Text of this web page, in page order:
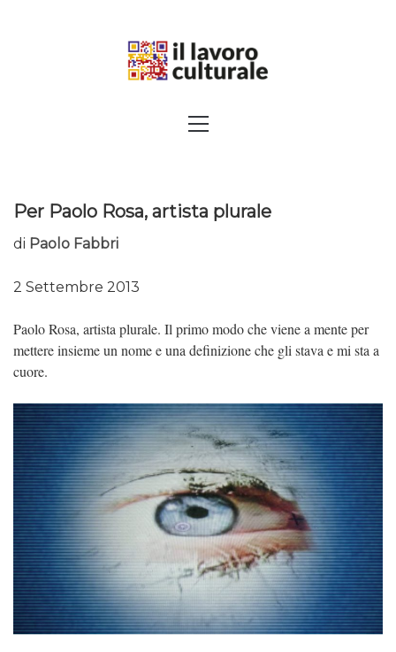
SAPERI, AFFACCIARSI SUL
Menu
Per Paolo Rosa, artista plurale
di Paolo Fabbri
2 Settembre 2013
Paolo Rosa, artista plurale. Il primo modo che viene a mente per
mettere insieme un nome e una definizione che gli stava e mi sta a
cuore.